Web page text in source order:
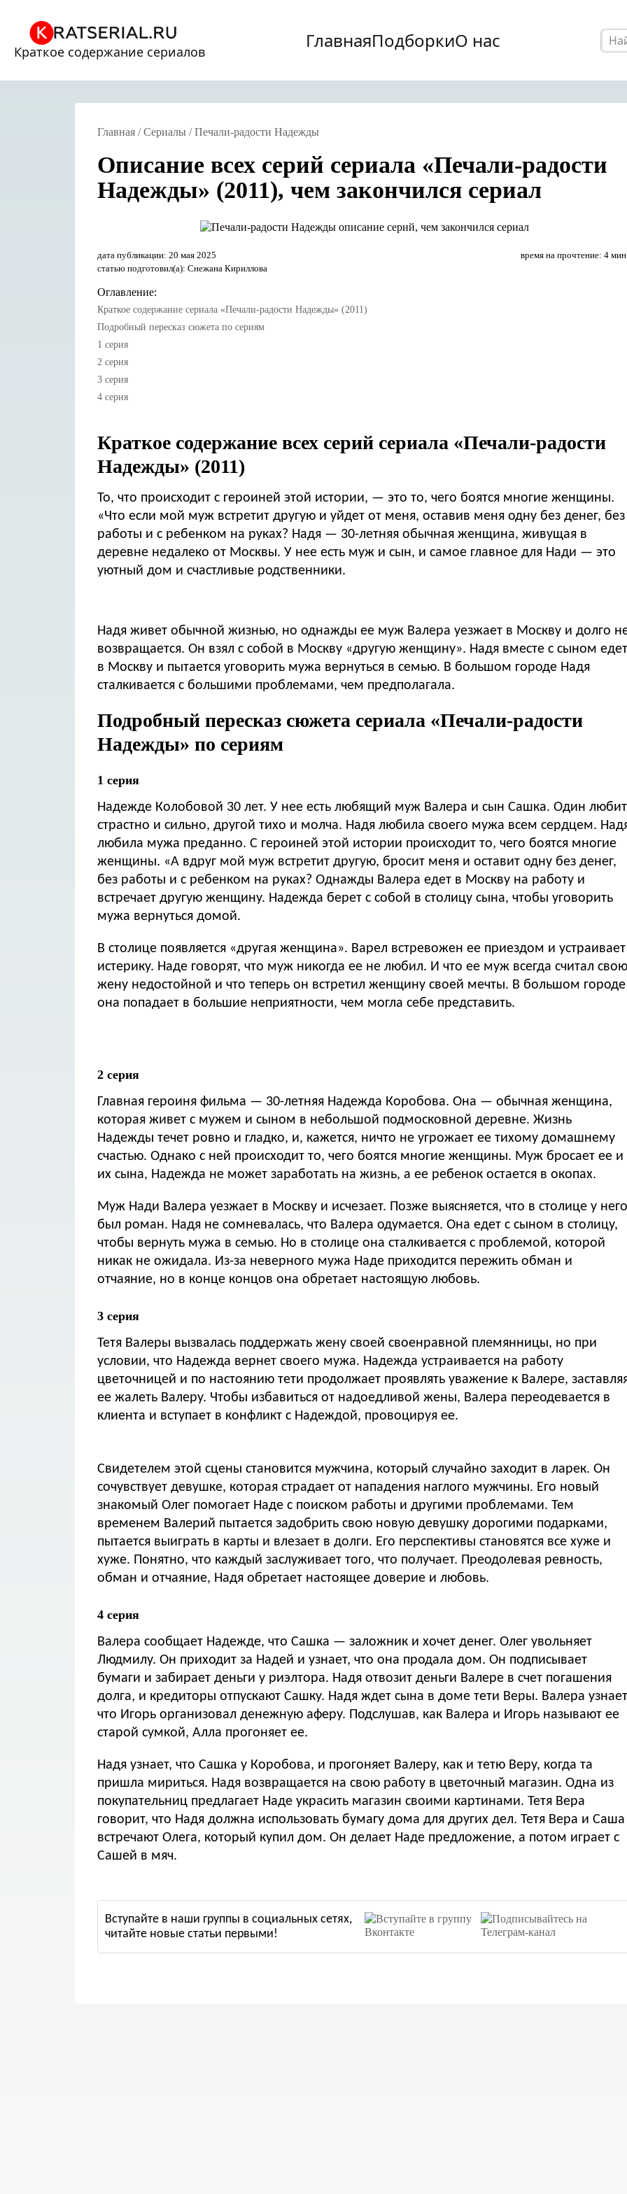
Краткое содержание сериалов
ГлавнаяПодборкиО нас
Главная /Сериалы /Печали-радости Надежды
Описание всех серий сериала «Печали-радости
Надежды» (2011), чем закончился сериал
дата публикации: 20 мая 2025
время на прочтение: 4
статью подготовил(а): Снежана Кириллова
Оглавление:
Краткое содержание сериала «Печали-радости Надежды» (2011)
Подробный пересказ сюжета по сериям
1 серия
2 серия
3 серия
4 серия
Краткое содержание всех серий сериала «Печали-радости
Надежды» (2011)
То, что происходит с героиней этой истории, — это то, чего боятся многие женщины.
«Что если мой муж встретит другую и уйдет от меня, оставив меня одну без денег, без
работы и с ребенком на руках? Надя — 30-летняя обычная женщина, живущая в
деревне недалеко от Москвы. У нее есть муж и сын, и самое главное для Нади — это
уютный дом и счастливые родственники.
Надя живет обычной жизнью, но однажды ее муж Валера уезжает в Москву и долго
возвращается. Он взял с собой в Москву «другую женщину». Надя вместе с сыном едет
в Москву и пытается уговорить мужа вернуться в семью. В большом городе Надя
сталкивается с большими проблемами, чем предполагала.
Подробный пересказ сюжета сериала «Печали-радости
Надежды» по сериям
1 серия
Надежде Колобовой 30 лет. У нее есть любящий муж Валера и сын Сашка. Один любит
страстно и сильно, другой тихо и молча. Надя любила своего мужа всем сердцем.
любила мужа преданно. С героиней этой истории происходит то, чего боятся многие
женщины. «А вдруг мой муж встретит другую, бросит меня и оставит одну без денег,
без работы и с ребенком на руках? Однажды Валера едет в Москву на работу и
встречает другую женщину. Надежда берет с собой в столицу сына, чтобы уговорить
мужа вернуться домой.
В столице появляется «другая женщина». Варел встревожен ее приездом и устраивает
истерику. Наде говорят, что муж никогда ее не любил. И что ее муж всегда считал свою
жену недостойной и что теперь он встретил женщину своей мечты. В большом городе
она попадает в большие неприятности, чем могла себе представить.
2 серия
Главная героиня фильма — 30-летняя Надежда Коробова. Она — обычная женщина,
которая живет с мужем и сыном в небольшой подмосковной деревне. Жизнь
Надежды течет ровно и гладко, и, кажется, ничто не угрожает ее тихому домашнему
счастью. Однако с ней происходит то, чего боятся многие женщины. Муж бросает ее и
их сына, Надежда не может заработать на жизнь, а ее ребенок остается в окопах.
Муж Нади Валера уезжает в Москву и исчезает. Позже выясняется, что в столице у него
был роман. Надя не сомневалась, что Валера одумается. Она едет с сыном в столицу,
чтобы вернуть мужа в семью. Но в столице она сталкивается с проблемой, которой
никак не ожидала. Из-за неверного мужа Наде приходится пережить обман и
отчаяние, но в конце концов она обретает настоящую любовь.
3 серия
Тетя Валеры вызвалась поддержать жену своей своенравной племянницы, но при
условии, что Надежда вернет своего мужа. Надежда устраивается на работу
цветочницей и по настоянию тети продолжает проявлять уважение к Валере,
ее жалеть Валеру. Чтобы избавиться от надоедливой жены, Валера переодевается в
клиента и вступает в конфликт с Надеждой, провоцируя ее.
Свидетелем этой сцены становится мужчина, который случайно заходит в ларек. Он
сочувствует девушке, которая страдает от нападения наглого мужчины. Его новый
знакомый Олег помогает Наде с поиском работы и другими проблемами. Тем
временем Валерий пытается задобрить свою новую девушку дорогими подарками,
пытается выиграть в карты и влезает в долги. Его перспективы становятся все хуже и
хуже. Понятно, что каждый заслуживает того, что получает. Преодолевая ревность,
обман и отчаяние, Надя обретает настоящее доверие и любовь.
4 серия
Валера сообщает Надежде, что Сашка — заложник и хочет денег. Олег увольняет
Людмилу. Он приходит за Надей и узнает, что она продала дом. Он подписывает
бумаги и забирает деньги у риэлтора. Надя отвозит деньги Валере в счет погашения
долга, и кредиторы отпускают Сашку. Надя ждет сына в доме тети Веры. Валера
что Игорь организовал денежную аферу. Подслушав, как Валера и Игорь называют ее
старой сумкой, Алла прогоняет ее.
Надя узнает, что Сашка у Коробова, и прогоняет Валеру, как и тетю Веру, когда та
пришла мириться. Надя возвращается на свою работу в цветочный магазин. Одна из
покупательниц предлагает Наде украсить магазин своими картинами. Тетя Вера
говорит, что Надя должна использовать бумагу дома для других дел. Тетя Вера и Саша
встречают Олега, который купил дом. Он делает Наде предложение, а потом играет с
Сашей в мяч.
Вступайте в наши группы в социальных сетях,
читайте новые статьи первыми!